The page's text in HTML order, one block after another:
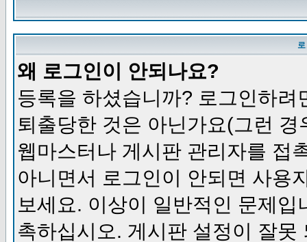
왜 로그인이 안되나요?
등록을 하셨습니까? 로그인하
퇴출당한 것은 아닌가요(그런
웹마스터나 게시판 관리자를 접
아니면서 로그인이 안되면 사용
보세요. 이상이 일반적인 문제
촉하십시오. 게시판 설정이 잘못